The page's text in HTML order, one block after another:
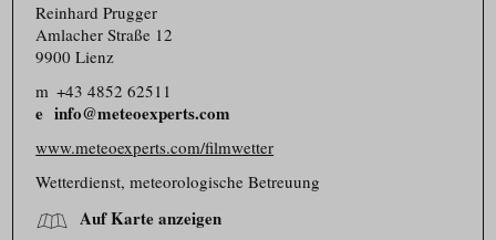
Reinhard Prugger
Amlacher Straße 12
9900 Lienz
m +43 4852 62511
info@meteoexperts.com
www.meteoexperts.com/filmwetter
Wetterdienst, meteorologische Betreuung
Auf Karte anzeigen